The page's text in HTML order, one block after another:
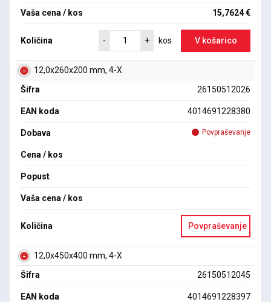
Vaša cena / kos 15,7624 €
Količina - + kos V košarico
12,0x260x200 mm, 4-X
Šifra
26150512026
EAN koda 4014691228380
Dobava Povpraševanje
Cena / kos
Popust
Vaša cena / kos
Količina Povpraševanje
12,0x450x400 mm, 4-X
Šifra
26150512045
EAN koda 4014691228397